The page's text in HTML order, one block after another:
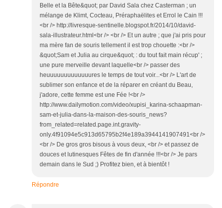
Belle et la Bête&quot; par David Sala chez Casterman ; un
mélange de Klimt, Cocteau, Préraphaëlites et Errol le Cain !!!
<br /> http://livresque-sentinelle.blogspot.fr/2014/10/david-
sala-illustrateur.html<br /> <br /> Et un autre ; que j'ai pris pour
ma mère fan de souris tellement il est trop chouette :<br />
&quot;Sam et Julia au cirque&quot; : du tout fait main récup' ;
une pure merveille devant laquelle<br /> passer des
heuuuuuuuuuuuuures le temps de tout voir...<br /> L'art de
sublimer son enfance et de la réparer en créant du Beau,
j'adore, cette femme est une Fée !<br />
http://www.dailymotion.com/video/xupisi_karina-schaapman-
sam-et-julia-dans-la-maison-des-souris_news?
from_related=related.page.int.gravity-
only.4f91094e5c913d65795b2f4e189a3944141907491<br />
<br /> De gros gros bisous à vous deux, <br /> et passez de
douces et lutinesques Fêtes de fin d'année !!!<br /> Je pars
demain dans le Sud ;) Profitez bien, et à bientôt !
Répondre